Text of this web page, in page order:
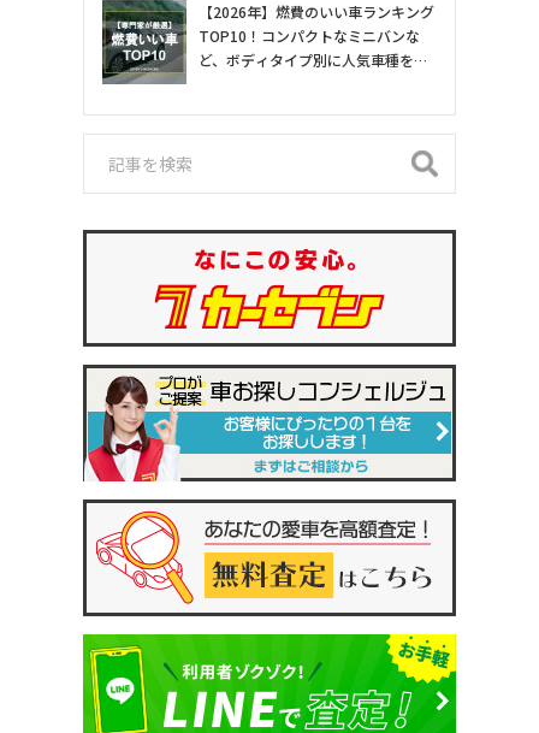
【2026年】燃費のいい車ランキング
TOP10！コンパクトなミニバンな
ど、ボディタイプ別に人気車種を専